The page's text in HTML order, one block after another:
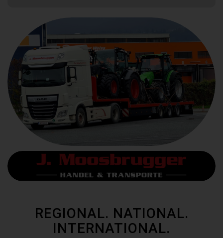
REGIONAL. NATIONAL.
INTERNATIONAL.